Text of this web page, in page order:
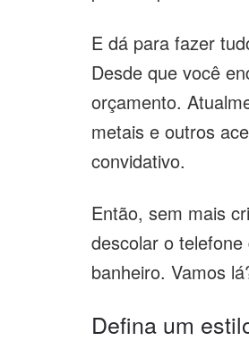
E dá para fazer
Desde que você
orçamento.
metais e outros
convidativo.
Então, sem mais
descolar o
banheiro. Vamos
Defina um